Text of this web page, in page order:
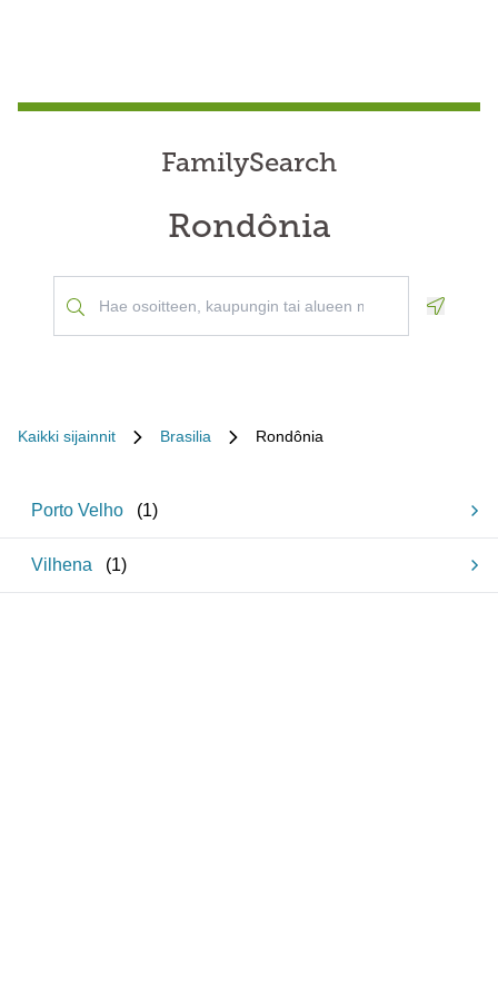
FamilySearch
Rondônia
Kaikki sijainnit Brasilia Rondônia
Porto Velho (1)
Vilhena (1)